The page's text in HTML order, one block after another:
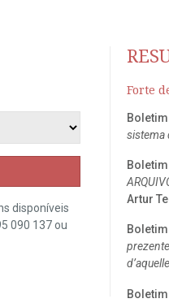
disponíveis
090 137 ou
Forte
sistema
Artur